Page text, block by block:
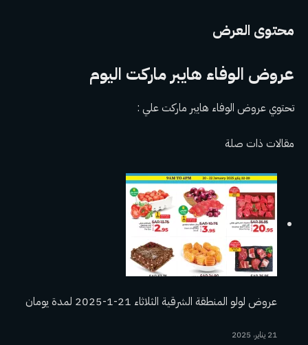
محتوى العرض
عروض الوفاء هايبر ماركت اليوم
تحتوي عروض الوفاء هايبر ماركت علي :
مقالات ذات صلة
عروض لولو المنطقة الشرقية الثلاثاء 21-1-2025 لمدة يومان
21 يناير، 2025